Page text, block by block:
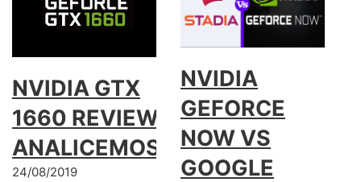
NVIDIA GTX
1660 REVIEW:
ANALICEMOSLA
24/08/2019
NVIDIA
GEFORCE
NOW VS
GOOGLE